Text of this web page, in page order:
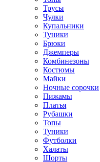
Трусы
Чулки
Купальники
Туники
Брюки
Джемперы
Комбинезоны
Костюмы
Майки
Ночные сорочки
Пижамы
Платья
Рубашки
Топы
Туники
Футболки
Халаты
Шорты